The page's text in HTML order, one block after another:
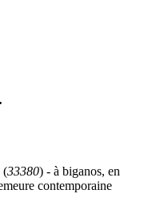
(33380) - à biganos, en
contemporaine